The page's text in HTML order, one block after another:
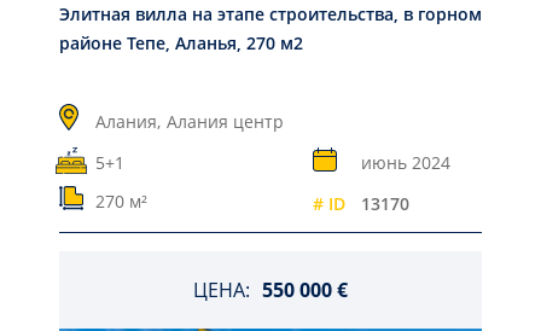
Элитная вилла на этапе строительства, в горном
районе Тепе, Аланья, 270 м2
Алания, Алания центр
5+1
июнь 2024
270 м²
# ID 13170
ЦЕНА: 550 000 €